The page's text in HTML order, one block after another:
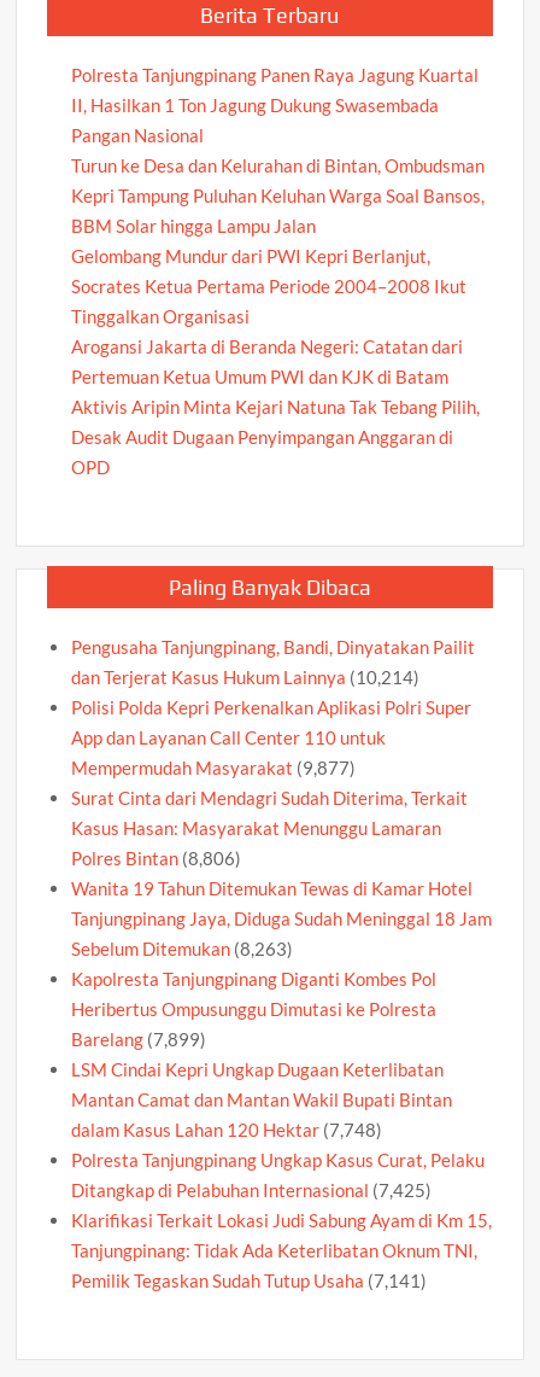
Berita Terbaru
Polresta Tanjungpinang Panen Raya Jagung Kuartal
II, Hasilkan 1 Ton Jagung Dukung Swasembada
Pangan Nasional
Turun ke Desa dan Kelurahan di Bintan, Ombudsman
Kepri Tampung Puluhan Keluhan Warga Soal Bansos,
BBM Solar hingga Lampu Jalan
Gelombang Mundur dari PWI Kepri Berlanjut,
Socrates Ketua Pertama Periode 2004–2008 Ikut
Tinggalkan Organisasi
Arogansi Jakarta di Beranda Negeri: Catatan dari
Pertemuan Ketua Umum PWI dan KJK di Batam
Aktivis Aripin Minta Kejari Natuna Tak Tebang Pilih,
Desak Audit Dugaan Penyimpangan Anggaran di
OPD
Paling Banyak Dibaca
Pengusaha Tanjungpinang, Bandi, Dinyatakan Pailit
dan Terjerat Kasus Hukum Lainnya (10,214)
Polisi Polda Kepri Perkenalkan Aplikasi Polri Super
App dan Layanan Call Center 110 untuk
Mempermudah Masyarakat (9,877)
Surat Cinta dari Mendagri Sudah Diterima, Terkait
Kasus Hasan: Masyarakat Menunggu Lamaran
Polres Bintan (8,806)
Wanita 19 Tahun Ditemukan Tewas di Kamar Hotel
Tanjungpinang Jaya, Diduga Sudah Meninggal 18 Jam
Sebelum Ditemukan (8,263)
Kapolresta Tanjungpinang Diganti Kombes Pol
Heribertus Ompusunggu Dimutasi ke Polresta
Barelang (7,899)
LSM Cindai Kepri Ungkap Dugaan Keterlibatan
Mantan Camat dan Mantan Wakil Bupati Bintan
dalam Kasus Lahan 120 Hektar (7,748)
Polresta Tanjungpinang Ungkap Kasus Curat, Pelaku
Ditangkap di Pelabuhan Internasional (7,425)
Klarifikasi Terkait Lokasi Judi Sabung Ayam di Km 15,
Tanjungpinang: Tidak Ada Keterlibatan Oknum TNI,
Pemilik Tegaskan Sudah Tutup Usaha (7,141)